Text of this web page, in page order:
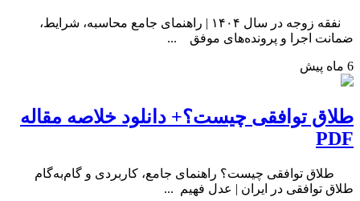
نفقه زوجه در سال ۱۴۰۴ | راهنمای جامع محاسبه، شرایط،
ضمانت اجرا و پرونده‌های موفق ...
6 ماه پیش
طلاق توافقی چیست؟+ دانلود خلاصه مقاله
PDF
طلاق توافقی چیست؟ راهنمای جامع، کاربردی و گام‌به‌گام
طلاق توافقی در ایران | عدل فهیم ...